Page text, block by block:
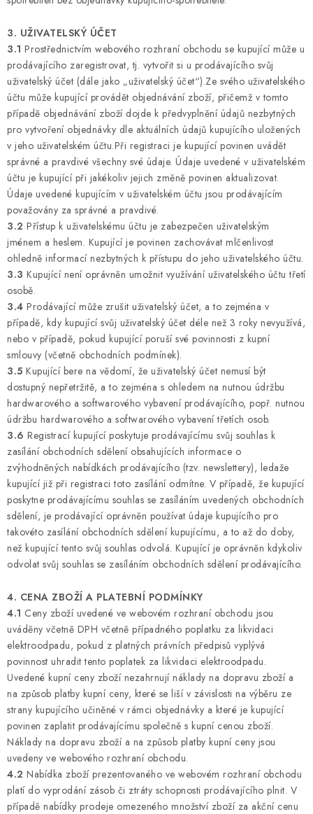
3. UŽIVATELSKÝ ÚČET
3.1 Prostřednictvím webového rozhraní obchodu se kupující může u
prodávajícího zaregistrovat, tj. vytvořit si u prodávajícího svůj
uživatelský účet (dále jako „uživatelský účet“).Ze svého uživatelského
účtu může kupující provádět objednávání zboží, přičemž v tomto
případě objednávání zboží dojde k předvyplnění údajů nezbytných
pro vytvoření objednávky dle aktuálních údajů kupujícího uložených
v jeho uživatelském účtu.Při registraci je kupující povinen uvádět
správné a pravdivé všechny své údaje. Údaje uvedené v uživatelském
účtu je kupující při jakékoliv jejich změně povinen aktualizovat.
Údaje uvedené kupujícím v uživatelském účtu jsou prodávajícím
považovány za správné a pravdivé.
3.2 Přístup k uživatelskému účtu je zabezpečen uživatelským
jménem a heslem. Kupující je povinen zachovávat mlčenlivost
ohledně informací nezbytných k přístupu do jeho uživatelského účtu.
3.3 Kupující není oprávněn umožnit využívání uživatelského účtu třetí
osobě.
3.4 Prodávající může zrušit uživatelský účet, a to zejména v
případě, kdy kupující svůj uživatelský účet déle než 3 roky nevyužívá,
nebo v případě, pokud kupující poruší své povinnosti z kupní
smlouvy (včetně obchodních podmínek).
3.5 Kupující bere na vědomí, že uživatelský účet nemusí být
dostupný nepřetržitě, a to zejména s ohledem na nutnou údržbu
hardwarového a softwarového vybavení prodávajícího, popř. nutnou
údržbu hardwarového a softwarového vybavení třetích osob.
3.6 Registrací kupující poskytuje prodávajícímu svůj souhlas k
zasílání obchodních sdělení obsahujících informace o
zvýhodněných nabídkách prodávajícího (tzv. newslettery), ledaže
kupující již při registraci toto zasílání odmítne. V případě, že kupující
poskytne prodávajícímu souhlas se zasíláním uvedených obchodních
sdělení, je prodávající oprávněn používat údaje kupujícího pro
takovéto zasílání obchodních sdělení kupujícímu, a to až do doby,
než kupující tento svůj souhlas odvolá. Kupující je oprávněn kdykoliv
odvolat svůj souhlas se zasíláním obchodních sdělení prodávajícího.
4. CENA ZBOŽÍ A PLATEBNÍ PODMÍNKY
4.1 Ceny zboží uvedené ve webovém rozhraní obchodu jsou
uváděny včetně DPH včetně případného poplatku za likvidaci
elektroodpadu, pokud z platných právních předpisů vyplývá
povinnost uhradit tento poplatek za likvidaci elektroodpadu.
Uvedené kupní ceny zboží nezahrnují náklady na dopravu zboží a
na způsob platby kupní ceny, které se liší v závislosti na výběru ze
strany kupujícího učiněné v rámci objednávky a které je kupující
povinen zaplatit prodávajícímu společně s kupní cenou zboží.
Náklady na dopravu zboží a na způsob platby kupní ceny jsou
uvedeny ve webového rozhraní obchodu.
4.2 Nabídka zboží prezentovaného ve webovém rozhraní obchodu
platí do vyprodání zásob či ztráty schopnosti prodávajícího plnit. V
případě nabídky prodeje omezeného množství zboží za akční cenu